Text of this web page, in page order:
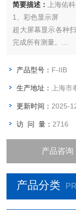
简要描述：
1、彩色显示屏
超大屏幕显示各种
完成所有测量。
用户的测试数据可
便用户的使用。
3、丰富的扩展性能
产品型号： F-IIB
生产地址： 上海
更新时间： 2025-
访 问 量： 2716
产品咨询
产品分类